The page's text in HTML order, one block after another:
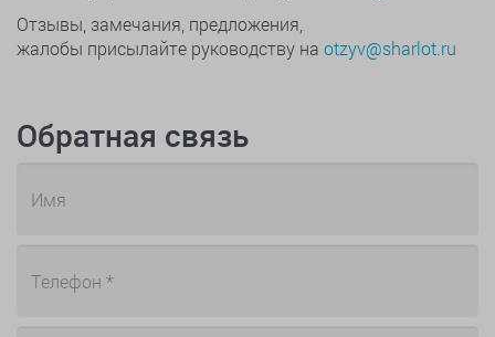
Отзывы, замечания, предложения,
жалобы присылайте руководству на otzyv@sharlot.ru
Обратная связь